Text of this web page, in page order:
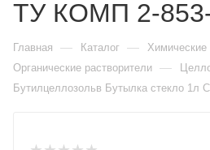
ТУ КОМП 2-
Главная — Каталог — Химические
Органические растворители —
Бутилцеллозольв Бутылка стекло